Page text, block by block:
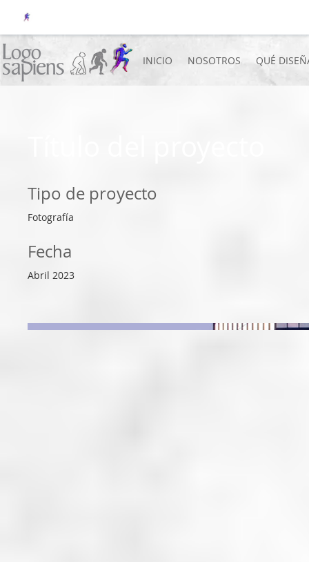
INICIO NOSOTROS QUÉ
Tipo de proyecto
Fotografía
Fecha
Abril 2023